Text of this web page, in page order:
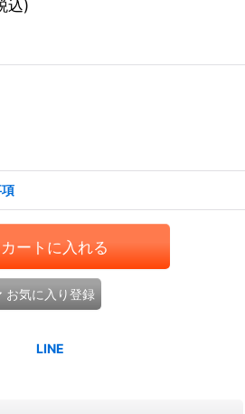
込)
カートに入れる
お気に入り登録